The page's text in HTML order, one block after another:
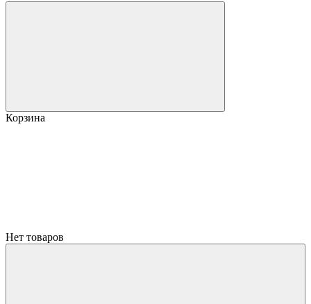
Корзина
Нет товаров